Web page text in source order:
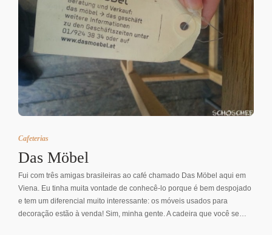
Cafeterias
Das Möbel
Fui com três amigas brasileiras ao café chamado Das Möbel aqui em
Viena. Eu tinha muita vontade de conhecê-lo porque é bem despojado
e tem um diferencial muito interessante: os móveis usados para
decoração estão à venda! Sim, minha gente. A cadeira que você se…